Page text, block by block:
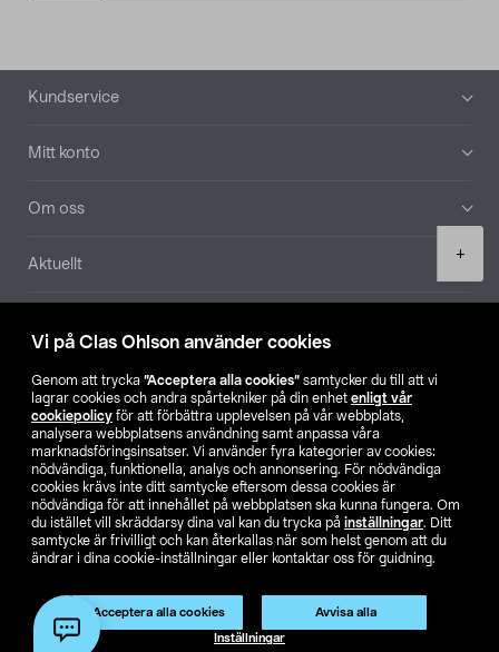
Vi på Clas Ohlson använder cookies
Genom att trycka ”Acceptera alla cookies” samtycker du till att vi
lagrar cookies och andra spårtekniker på din enhet enligt vår
cookiepolicy för att förbättra upplevelsen på vår webbplats,
analysera webbplatsens användning samt anpassa våra
marknadsföringsinsatser. Vi använder fyra kategorier av cookies:
nödvändiga, funktionella, analys och annonsering. För nödvändiga
cookies krävs inte ditt samtycke eftersom dessa cookies är
nödvändiga för att innehållet på webbplatsen ska kunna fungera. Om
du istället vill skräddarsy dina val kan du trycka på inställningar. Ditt
samtycke är frivilligt och kan återkallas när som helst genom att du
ändrar i dina cookie-inställningar eller kontaktar oss för guidning.
Acceptera alla cookies Avvisa alla
Inställningar
+
Sidfot
Kundservice
Mitt konto
Om oss
Aktuellt
Hitta butik
SE NO FI
Ändra till priser exklusive moms